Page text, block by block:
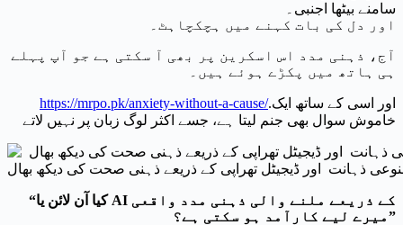
سامنے بیٹھا اجنبی۔
اور دل کی بات کہنے میں ہچکچاہٹ۔
آج، ذہنی مدد اس اسکرین پر بھی آ سکتی ہے جو آپ پہلے
ہی ہاتھ میں پکڑے ہوئے ہیں۔
https://mrpo.pk/anxiety-without-a-cause/.اور اسی کے ساتھ ایک
خاموش سوال بھی جنم لیتا ہے، جسے اکثر لوگ زبان پر نہیں لاتے
ذہانت اور ڈیجیٹل تھراپی کے ذریعے ذہنی صحت کی دیکھ بھال
“کیا آن لائن یا AI کے ذریعے ملنے والی ذہنی مدد واقعی
میرے لیے کارآمد ہو سکتی ہے؟”